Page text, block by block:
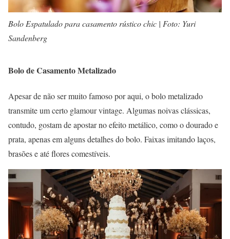
Bolo Espatulado para casamento rústico chic | Foto: Yuri
Sandenberg
Bolo de Casamento Metalizado
Apesar de não ser muito famoso por aqui, o bolo metalizado
transmite um certo glamour vintage. Algumas noivas clássicas,
contudo, gostam de apostar no efeito metálico, como o dourado e
prata, apenas em alguns detalhes do bolo. Faixas imitando laços,
brasões e até flores comestíveis.